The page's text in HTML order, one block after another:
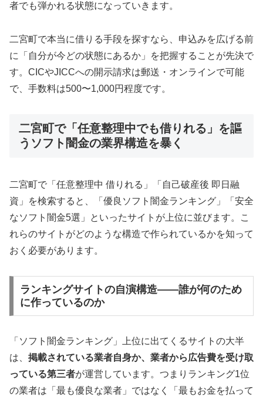
者でも弾かれる状態になっていきます。
二宮町で本当に借りる手段を探すなら、申込みを広げる前
に「自分が今どの状態にあるか」を把握することが先決で
す。CICやJICCへの開示請求は郵送・オンラインで可能
で、手数料は500〜1,000円程度です。
二宮町で「任意整理中でも借りれる」を謳
うソフト闇金の業界構造を暴く
二宮町で「任意整理中 借りれる」「自己破産後 即日融
資」を検索すると、「優良ソフト闇金ランキング」「安全
なソフト闇金5選」といったサイトが上位に並びます。こ
れらのサイトがどのような構造で作られているかを知って
おく必要があります。
ランキングサイトの自演構造——誰が何のため
に作っているのか
「ソフト闇金ランキング」上位に出てくるサイトの大半
は、 掲載されている業者自身か、業者から広告費を受け取
っている第三者が運営しています。つまりランキング1位
の業者は「最も優良な業者」ではなく「最もお金を払って